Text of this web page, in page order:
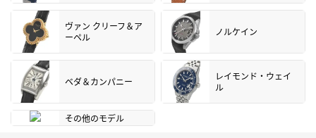
ヴァン クリーフ＆ア
ーペル
ノルケイン
ベダ＆カンパニー
レイモンド・ウェイ
ル
その他のモデル